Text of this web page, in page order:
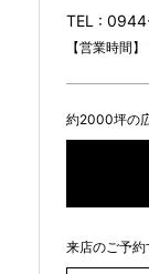
イベント
WEBカ
新入荷
TEL :
【営業時間
約2000坪の
来店のご予